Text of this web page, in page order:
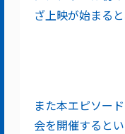
ざ上映が始まる
また本エピソー
会を開催すると